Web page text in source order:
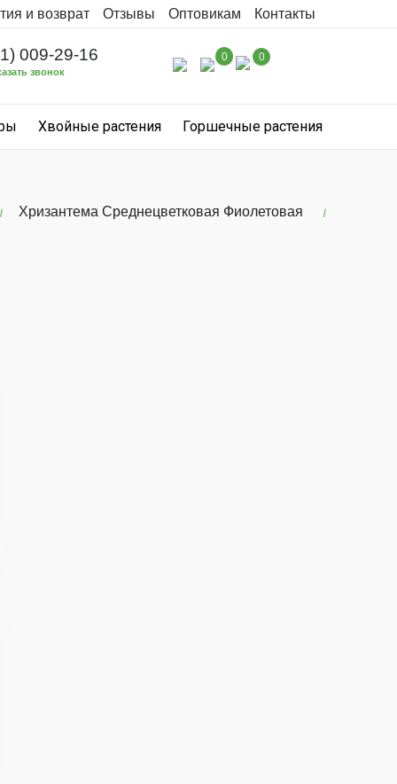
и возврат Отзывы Оптовикам Контакты
009-29-16
звонок
0 0
Хвойные растения Горшечные растения
Хризантема Среднецветковая Фиолетовая